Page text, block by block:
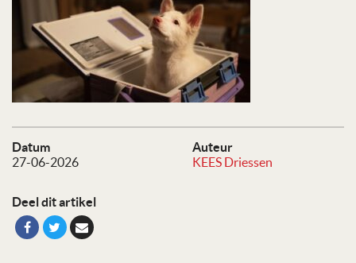
Datum
27-06-2026
Auteur
KEES Driessen
Deel dit artikel